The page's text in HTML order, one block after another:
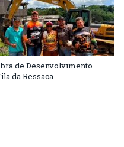
de Desenvolvimento –
da Ressaca